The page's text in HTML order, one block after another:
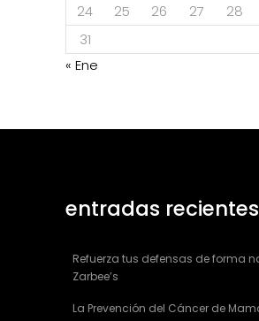
24
25 26 27 28
31
« Ene
entradas recientes
Refuerza tus defensas de forma
Zarbee’s
La Prevención del Cáncer de